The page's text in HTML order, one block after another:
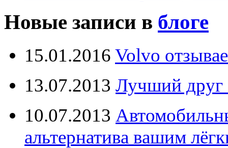
Новые записи в блоге
15.01.2016 Volvo
13.07.2013 Лучший друг
10.07.2013
альтернатива вашим